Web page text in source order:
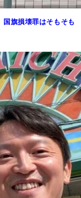
国旗損壊罪はそもそも